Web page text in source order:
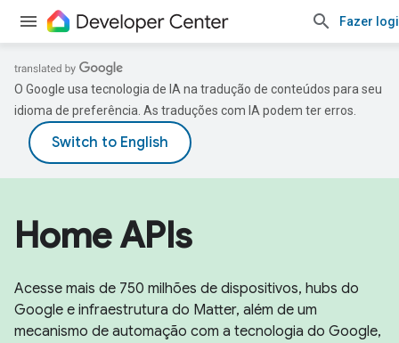
Fazer
O Google usa tecnologia de IA na tradução de conteúdos para seu
idioma de preferência. As traduções com IA podem ter erros.
Home APIs
Acesse mais de 750 milhões de dispositivos, hubs do
Google e infraestrutura do Matter, além de um
mecanismo de automação com a tecnologia do Google,